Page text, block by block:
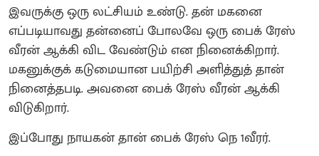
இவருக்கு ஒரு லட்சியம் உண்டு. தன் மகனை
எப்படியாவது தன்னைப் போலவே ஒரு பைக் ரேஸ்
வீரன் ஆக்கி விட வேண்டும் என நினைக்கிறார்.
மகனுக்குக் கடுமையான பயிற்சி அளித்துத் தான்
நினைத்தபடி. அவனை பைக் ரேஸ் வீரன் ஆக்கி
விடுகிறார்.
இப்போது நாயகன் தான் பைக் ரேஸ் நெ 1வீரர்.